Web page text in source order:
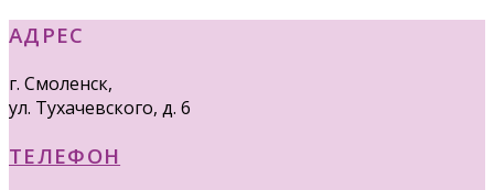
АДРЕС
г. Смоленск,
ул. Тухачевского, д. 6
ТЕЛЕФОН